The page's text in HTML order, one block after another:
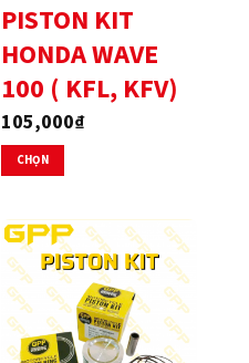
chọn
trên
sản
phẩm
PISTON KIT
HONDA WAVE
100 ( KFL, KFV)
105,000₫
CHỌN
này
có
nhiều
biến
thể.
Các